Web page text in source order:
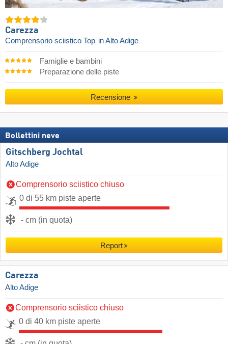
Carezza
Comprensorio sciistico Top in Alto Adige
Famiglie e bambini
Preparazione delle piste
Recensione
Bollettini neve
Gitschberg Jochtal
Alto Adige
Comprensorio sciistico chiuso
0 di 55 km piste aperte
- cm (in quota)
Report
Carezza
Alto Adige
Comprensorio sciistico chiuso
0 di 40 km piste aperte